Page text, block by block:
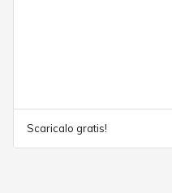
Scaricalo gratis!